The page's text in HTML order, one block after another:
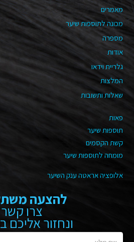
מאמרים
מכונה לתוספות שיער
מספרה
אודות
גלריית וידאו
המלצות
שאלות ותשובות
פאות
תוספות שיער
קשת הקסמים
מומחה לתוספות שיער
אלופציה אראטה ענק השיער
להצעה
צרו קשר
ונחזור